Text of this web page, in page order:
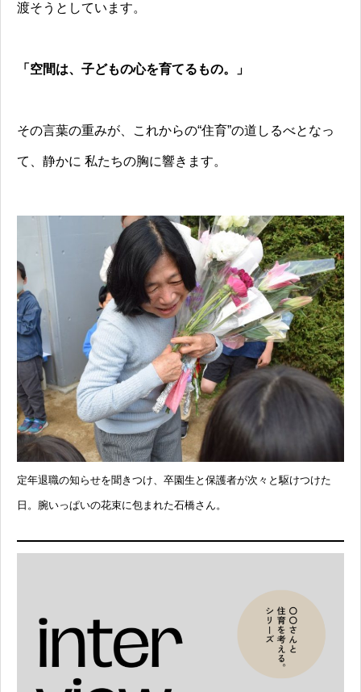
渡そうとしています。
「空間は、子どもの心を育てるもの。」
その言葉の重みが、これからの“住育”の道しるべとなっ
て、静かに 私たちの胸に響きます。
定年退職の知らせを聞きつけ、卒園生と保護者が次々と駆けつけた
日。腕いっぱいの花束に包まれた石橋さん。